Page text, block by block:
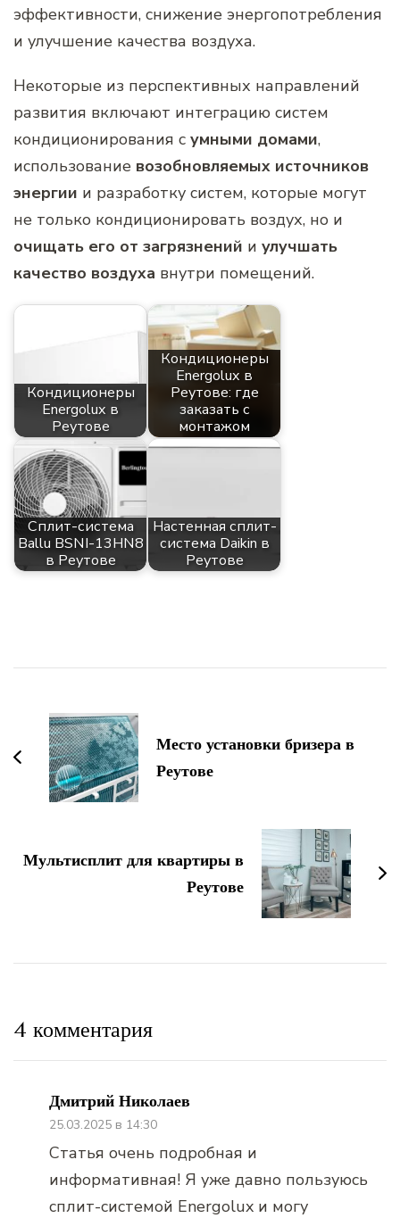
эффективности, снижение энергопотребления
и улучшение качества воздуха.
Некоторые из перспективных направлений
развития включают интеграцию систем
кондиционирования с умными домами,
использование возобновляемых источников
энергии и разработку систем, которые могут
не только кондиционировать воздух, но и
очищать его от загрязнений и улучшать
качество воздуха внутри помещений.
Кондиционеры
Energolux в
Реутове
Кондиционеры
Energolux в
Реутове: где
заказать с
монтажом
Сплит-система
Ballu BSNI-13HN8
в Реутове
Настенная сплит-
система Daikin в
Реутове
записям
Место установки бризера в
Реутове
Мультисплит для квартиры в
Реутове
4 комментария
Дмитрий Николаев
25.03.2025 в 14:30
Статья очень подробная и
информативная! Я уже давно пользуюсь
сплит-системой Energolux и могу